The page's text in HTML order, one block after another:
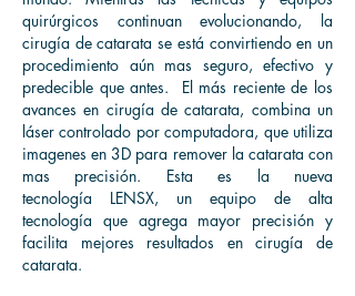
quirúrgicos continuan evolucionando, la
cirugía de catarata se está convirtiendo en un
procedimiento aún mas seguro, efectivo y
predecible que antes. El más reciente de los
avances en cirugía de catarata, combina un
láser controlado por computadora, que utiliza
imagenes en 3D para remover la catarata con
mas precisión. Esta es la nueva
tecnología LENSX, un equipo de alta
tecnología que agrega mayor precisión y
facilita mejores resultados en cirugía de
catarata.